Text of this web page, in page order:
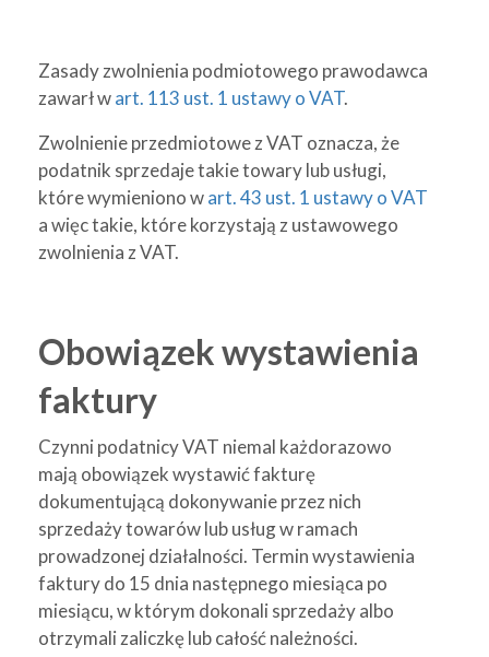
Zasady zwolnienia podmiotowego prawodawca
zawarł wart. 113 ust. 1 ustawy o VAT.
Zwolnienie przedmiotowe z VAT oznacza, że
podatnik sprzedaje takie towary lub usługi,
które wymieniono wart. 43 ust. 1 ustawy o VAT
a więc takie, które korzystają z ustawowego
zwolnienia z VAT.
Obowiązek wystawienia
faktury
Czynni podatnicy VAT niemal każdorazowo
mają obowiązek wystawić fakturę
dokumentującą dokonywanie przez nich
sprzedaży towarów lub usług w ramach
prowadzonej działalności. Termin wystawienia
faktury do 15 dnia następnego miesiąca po
miesiącu, w którym dokonali sprzedaży albo
otrzymali zaliczkę lub całość należności.